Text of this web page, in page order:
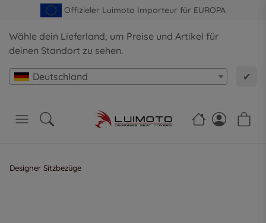
Offizieler Luimoto Importeur für EUROPA
Wähle dein Lieferland, um Preise und Artikel für
deinen Standort zu sehen.
Deutschland ✔
Designer Sitzbezüge